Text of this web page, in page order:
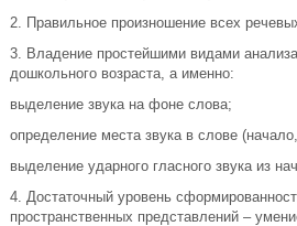
2. Правильное произношение всех
3. Владение простейшими видами
дошкольного возраста, а именно:
выделение звука на фоне слова;
определение места звука в слове
выделение ударного гласного звука из
4. Достаточный уровень
пространственных представлений –